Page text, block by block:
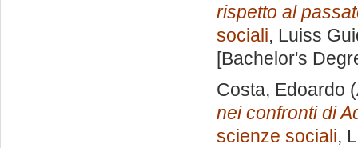
rispetto al
sociali, Luiss
[Bachelor's
Costa, Edoardo
nei confronti di
scienze sociali,